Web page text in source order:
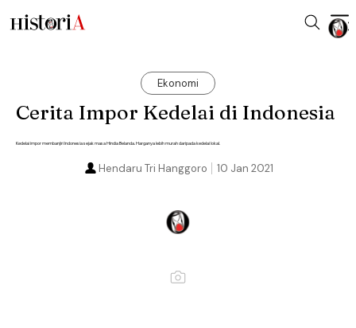
Ekonomi
Cerita Impor Kedelai di Indonesia
Kedelai impor membanjiri Indonesia sejak masa Hindia Belanda. Harganya lebih murah daripada kedelai lokal.
10 Jan 2021
Hendaru Tri Hanggoro